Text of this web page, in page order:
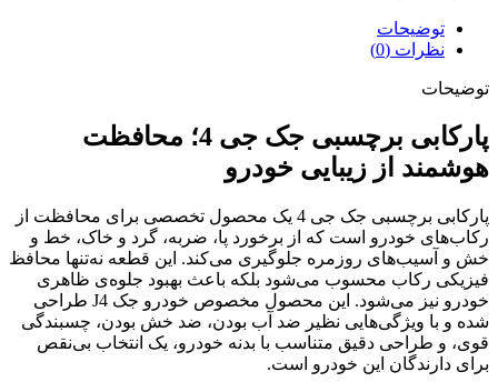
توضیحات
نظرات (0)
توضیحات
پارکابی برچسبی جک جی 4؛ محافظت
هوشمند از زیبایی خودرو
پارکابی برچسبی جک جی 4 یک محصول تخصصی برای محافظت از
رکاب‌های خودرو است که از برخورد پا، ضربه، گرد و خاک، خط و
خش و آسیب‌های روزمره جلوگیری می‌کند. این قطعه نه‌تنها محافظ
فیزیکی رکاب محسوب می‌شود بلکه باعث بهبود جلوه‌ی ظاهری
خودرو نیز می‌شود. این محصول مخصوص خودرو جک J4 طراحی
شده و با ویژگی‌هایی نظیر ضد آب بودن، ضد خش بودن، چسبندگی
قوی، و طراحی دقیق متناسب با بدنه خودرو، یک انتخاب بی‌نقص
برای دارندگان این خودرو است.